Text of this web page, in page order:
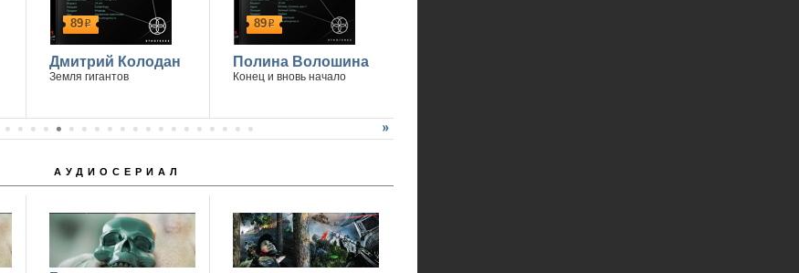
89р
Дмитрий Колодан
Земля гигантов
89р
Полина Волошина
Конец и вновь начало
АУДИОСЕРИАЛ